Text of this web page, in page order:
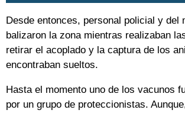
Desde entonces, personal policial y del
balizaron la zona mientras realizaban
retirar el acoplado y la captura de los
encontraban sueltos.
Hasta el momento uno de los vacunos
por un grupo de proteccionistas.